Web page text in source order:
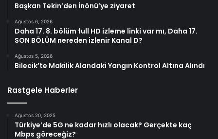
Başkan Tekin’den İnönü’ye ziyaret
Ağustos 6, 2026
Daha 17. 8. bölüm full HD izleme linki var mı, Daha 17.
SON BÖLÜM nereden izlenir Kanal D?
Ağustos 5, 2026
Bilecik’te Makilik Alandaki Yangın Kontrol Altına Alındı
Rastgele Haberler
Ağustos 20, 2025
Türkiye’de 5G ne kadar hızlı olacak? Gerçekte kaç
Mbps göreceğiz?